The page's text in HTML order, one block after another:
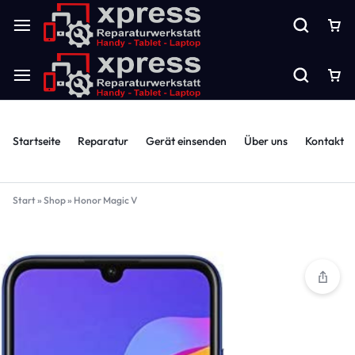
Startseite Reparatur Gerät einsenden Über uns Kontakt
Start» Shop» Honor Magic V